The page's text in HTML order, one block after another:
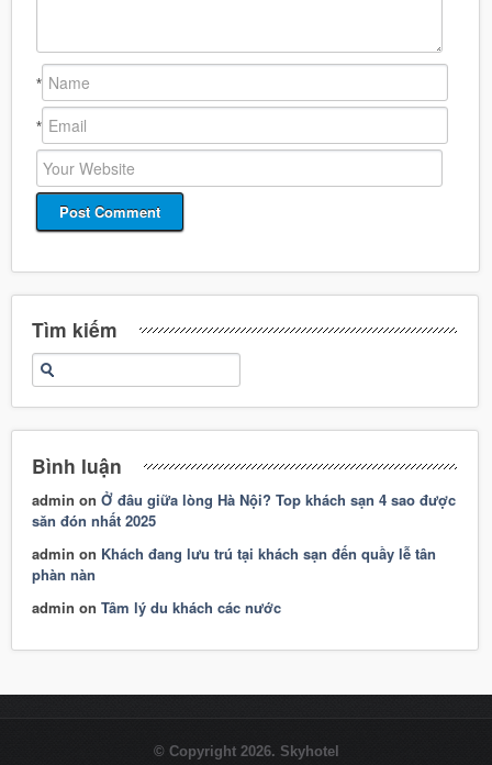
*
*
Tìm kiếm
Bình luận
admin onỞ đâu giữa lòng Hà Nội? Top khách sạn 4 sao được
săn đón nhất 2025
admin on Khách đang lưu trú tại khách sạn đến quầy lễ tân
phàn nàn
admin onTâm lý du khách các nước
© Copyright 2026. Skyhotel